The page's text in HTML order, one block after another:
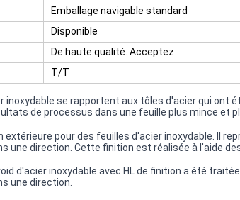
Emballage navigable standard
Disponible
De haute qualité. Acceptez
T/T
inoxydable se rapportent aux tôles d'acier qui
de processus dans une feuille plus mince et
pour des feuilles d'acier inoxydable. Il
une direction. Cette finition est réalisée à l'aide
d'acier inoxydable avec HL de finition a été
une direction.